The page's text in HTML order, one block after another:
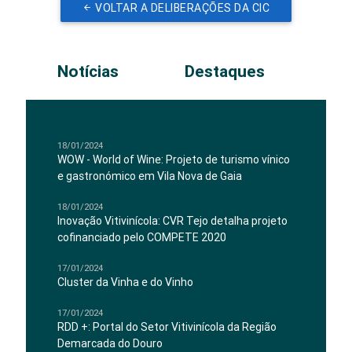
VOLTAR A DELIBERAÇÕES DA CIC
Notícias Destaques
18/01/2024
WOW - World of Wine: Projeto de turismo vínico
e gastronómico em Vila Nova de Gaia
18/01/2024
Inovação Vitivinícola: CVR Tejo detalha projeto
cofinanciado pelo COMPETE 2020
17/01/2024
Cluster da Vinha e do Vinho
17/01/2024
RDD +: Portal do Setor Vitivinícola da Região
Demarcada do Douro